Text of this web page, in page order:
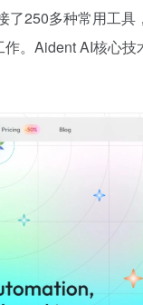
250多种常用工
。Aident AI核心